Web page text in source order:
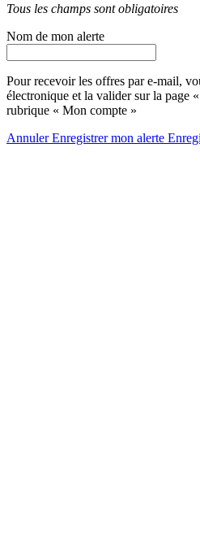
Tous les champs sont obligatoires
Nom de mon alerte
Pour recevoir les offres par e-mail,
électronique et la valider sur la page «
rubrique « Mon compte »
AnnulerEnregistrer mon alerte